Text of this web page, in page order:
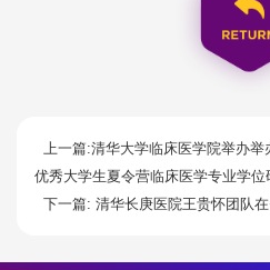
上一篇:清华大学临床医学院举办
优秀大学生夏令营临床医学专业学位
下一篇: 清华长庚医院王贵怀团队